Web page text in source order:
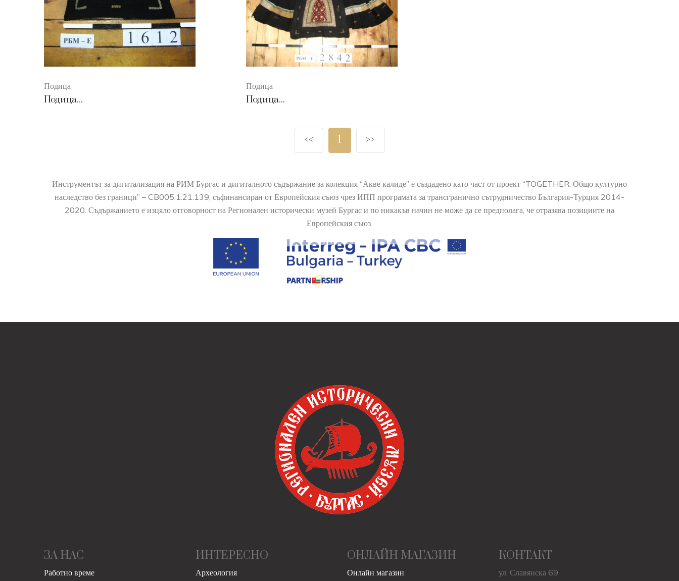
Подица
Подица...
Подица
Подица...
<< 1 >>
Инструментът за дигитализация на РИМ Бургас и дигиталното съдържание за колекция “Акве калиде” е създадено като част от проект “TOGETHER: Общо културно
наследство без граници” – CB005.1.21.139, съфинансиран от Европейския съюз чрез ИПП програмата за трансгранично сътрудничество България-Турция 2014-
2020. Съдържанието е изцяло отговорност на Регионален исторически музей Бургас и по никакъв начин не може да се предполага, че отразява позициите на
Европейския съюз.
ЗА НАС
Работно време
ИНТЕРЕСНО
Археология
ОНЛАЙН МАГАЗИН
Онлайн магазин
КОНТАКТ
ул. Славянска 69